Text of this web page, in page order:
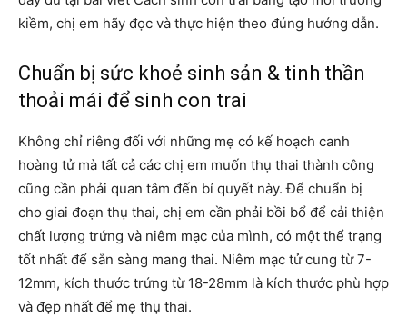
kiềm, chị em hãy đọc và thực hiện theo đúng hướng dẫn.
Chuẩn bị sức khoẻ sinh sản & tinh thần
thoải mái để sinh con trai
Không chỉ riêng đối với những mẹ có kế hoạch canh
hoàng tử mà tất cả các chị em muốn thụ thai thành công
cũng cần phải quan tâm đến bí quyết này. Để chuẩn bị
cho giai đoạn thụ thai, chị em cần phải bồi bổ để cải thiện
chất lượng trứng và niêm mạc của mình, có một thể trạng
tốt nhất để sẵn sàng mang thai. Niêm mạc tử cung từ 7-
12mm, kích thước trứng từ 18-28mm là kích thước phù hợp
và đẹp nhất để mẹ thụ thai.